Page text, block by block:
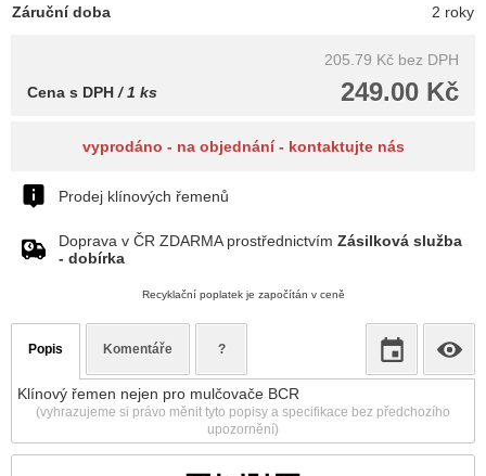
Záruční doba
2 roky
205.79 Kč bez DPH
249.00 Kč
Cena s DPH / 1 ks
vyprodáno - na objednání - kontaktujte nás
Prodej klínových řemenů
Doprava v ČR ZDARMA prostřednictvím Zásilková služba
- dobírka
Recyklační poplatek je započítán v ceně
Popis Komentáře ?
Klínový řemen nejen pro mulčovače BCR
(vyhrazujeme si právo měnit tyto popisy a specifikace bez předchozího
upozornění)